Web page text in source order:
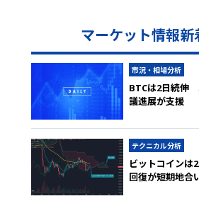
マーケット情報新
市況・相場分析
BTCは2日続伸
議進展が支援
テクニカル分析
ビットコインは
回復が短期地合